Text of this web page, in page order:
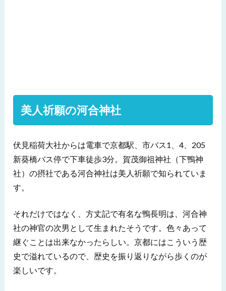
美人祈願の河合神社
伏見稲荷大社からは電車で京都駅、市バス1、4、205
新葵橋バス停で下車徒歩3分。賀茂御祖神社（下鴨神
社）の摂社である河合神社は美人祈願で知られていま
す。
それだけではなく、方丈記で有名な鴨長明は、河合神
社の神官の次男として生まれたそうです。色々あって
継ぐことは出来なかったらしい。京都にはこういう歴
史で溢れているので、歴史を振り返りながら歩くのが
楽しいです。